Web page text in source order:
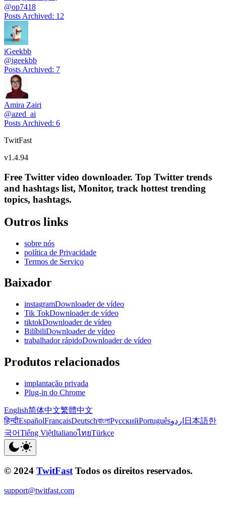
@op7418
Posts Archived: 12
iGeekbb
@igeekbb
Posts Archived: 7
Amira Zairi
@azed_ai
Posts Archived: 6
TwitFast
v1.4.94
Free Twitter video downloader. Top Twitter trends
and hashtags list, Monitor, track hottest trending
topics, hashtags.
Outros links
sobre nós
política de Privacidade
Termos de Serviço
Baixador
instagramDownloader de vídeo
Tik TokDownloader de vídeo
tiktokDownloader de vídeo
BilíbiliDownloader de vídeo
trabalhador rápidoDownloader de vídeo
Produtos relacionados
implantação privada
Plug-in do Chrome
English简体中文繁體中文
हिन्दीEspañolFrançaisDeutschবাংলাРусскийPortuguêsاردو 日本語한
국어Tiếng ViệtItalianoไทยTürkçe
© 2024 TwitFast Todos os direitos reservados.
support@twitfast.com